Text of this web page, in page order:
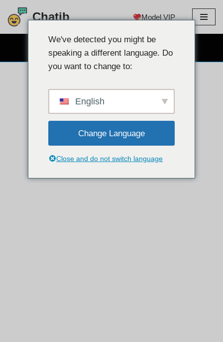
Langkau
Chatib Model VIP
We've detected you might be
speaking a different language. Do
you want to change to:
English
Change Language
Close and do not switch language